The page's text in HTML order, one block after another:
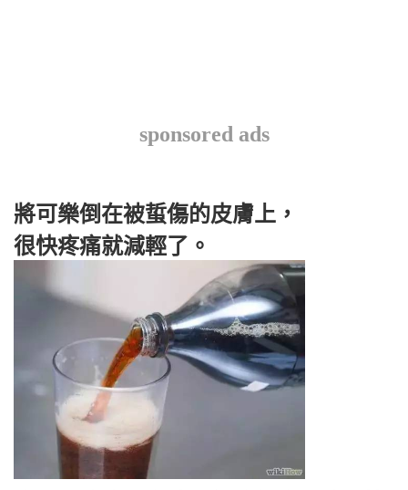
sponsored ads
將可樂倒在被蜇傷的皮膚上，
很快疼痛就減輕了。